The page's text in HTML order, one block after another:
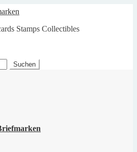
Stamps Collectibles
Suchen